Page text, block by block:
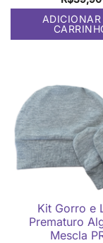
ADICIONAR
Kit Gorro e
Prematuro
Mescla